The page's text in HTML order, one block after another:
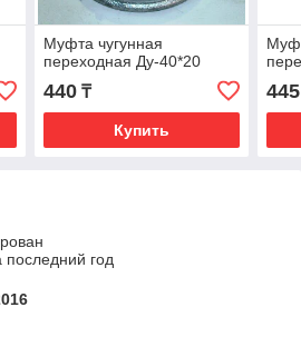
Муфта чугунная
переходная Ду-40*20
440₸
Купить
445
последний год